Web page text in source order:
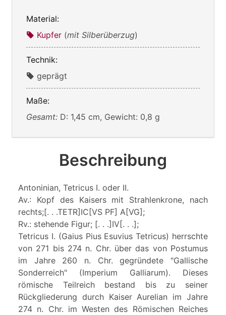
Material:
Kupfer (mit Silberüberzug)
Technik:
geprägt
Maße:
Gesamt: D: 1,45 cm, Gewicht: 0,8 g
Beschreibung
Antoninian, Tetricus I. oder II.
Av.: Kopf des Kaisers mit Strahlenkrone, nach
rechts;[. . .TETR]IC[VS PF] A[VG];
Rv.: stehende Figur; [. . .]IV[. . .];
Tetricus I. (Gaius Pius Esuvius Tetricus) herrschte
von 271 bis 274 n. Chr. über das von Postumus
im Jahre 260 n. Chr. gegründete "Gallische
Sonderreich" (Imperium Galliarum). Dieses
römische Teilreich bestand bis zu seiner
Rückgliederung durch Kaiser Aurelian im Jahre
274 n. Chr. im Westen des Römischen Reiches